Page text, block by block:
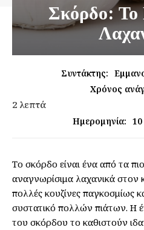
Σκόρδο: Το
Συντάκτης:
Χρόνος
2 λεπτά
Ημερομηνία: 10
Το σκόρδο είναι ένα από τα
αναγνωρίσιμα λαχανικά στον
πολλές κουζίνες παγκοσμίως
συστατικό πολλών πιάτων. Η
του σκόρδου το καθιστούν